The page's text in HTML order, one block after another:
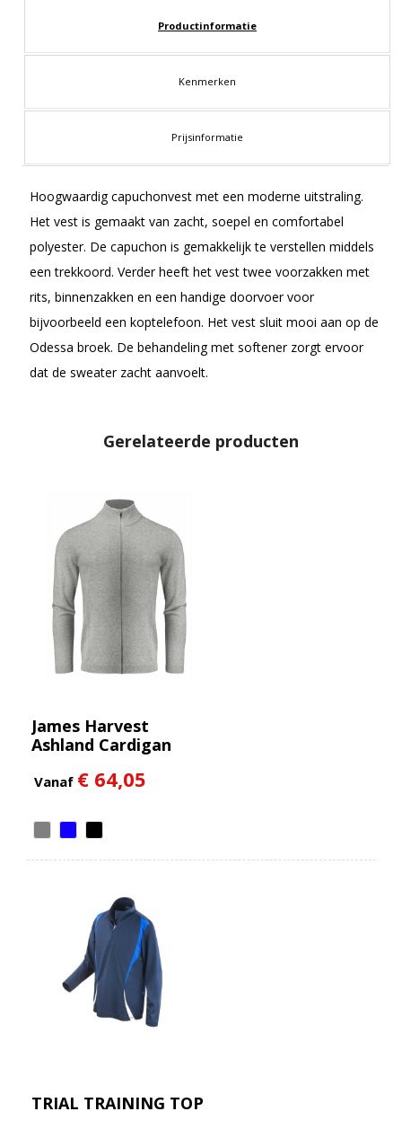
Productinformatie
Kenmerken
Prijsinformatie
Hoogwaardig capuchonvest met een moderne uitstraling.
Het vest is gemaakt van zacht, soepel en comfortabel
polyester. De capuchon is gemakkelijk te verstellen middels
een trekkoord. Verder heeft het vest twee voorzakken met
rits, binnenzakken en een handige doorvoer voor
bijvoorbeeld een koptelefoon. Het vest sluit mooi aan op de
Odessa broek. De behandeling met softener zorgt ervoor
dat de sweater zacht aanvoelt.
Gerelateerde producten
James Harvest
Ashland Cardigan
Vanaf € 64,05
TRIAL TRAINING TOP